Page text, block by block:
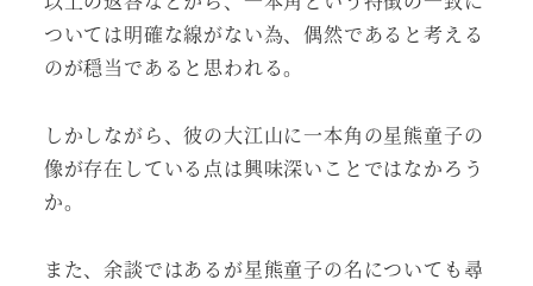
ついては明確な線がない為、偶然であると考える
のが穏当であると思われる。
しかしながら、彼の大江山に一本角の星熊童子の
像が存在している点は興味深いことではなかろう
か。
また、余談ではあるが星熊童子の名についても尋